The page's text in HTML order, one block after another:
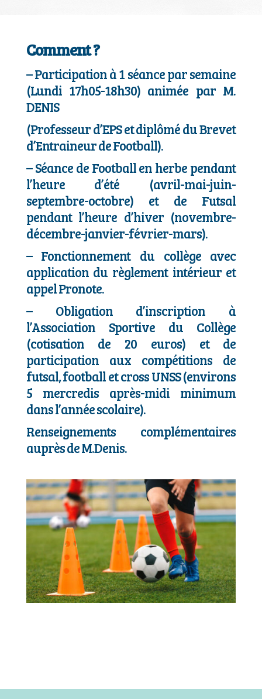
Comment ?
–Participation à 1 séance par semaine
(Lundi 17h05-18h30) animée par M.
DENIS
(Professeur d’EPS et diplômé du Brevet
d’Entraineur de Football).
– Séance de Football en herbe pendant
l’heure d’été (avril-mai-juin-
septembre-octobre) et de Futsal
pendant l’heure d’hiver (novembre-
décembre-janvier-février-mars).
– Fonctionnement du collège avec
application du règlement intérieur et
appel Pronote.
–
Obligation d’inscription à
l’Association Sportive du Collège
(cotisation de 20 euros) et de
participation aux compétitions de
futsal, football et cross UNSS (environs
5 mercredis après-midi minimum
dans l’année scolaire).
Renseignements complémentaires
auprès de M.Denis.